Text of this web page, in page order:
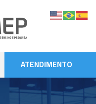
ATENDIMENTO